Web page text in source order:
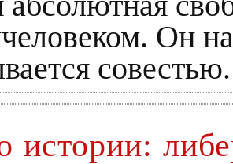
Он
истории: